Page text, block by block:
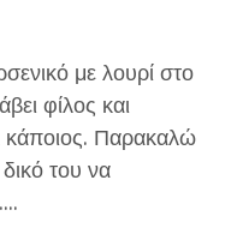
με λουρί στο
φίλος και
κάποιος. Παρακαλώ
δικό του να